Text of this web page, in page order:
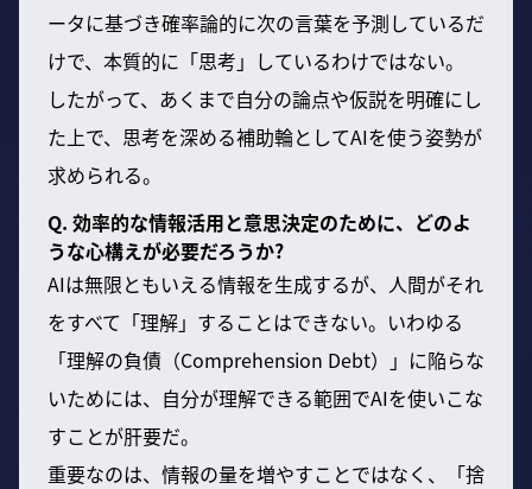
ータに基づき確率論的に次の言葉を予測しているだ
けで、本質的に「思考」しているわけではない。
したがって、あくまで自分の論点や仮説を明確にし
た上で、思考を深める補助輪としてAIを使う姿勢が
求められる。
Q. 効率的な情報活用と意思決定のために、どのよ
うな心構えが必要だろうか?
AIは無限ともいえる情報を生成するが、人間がそれ
をすべて「理解」することはできない。いわゆる
「理解の負債（Comprehension Debt）」に陥らな
いためには、自分が理解できる範囲でAIを使いこな
すことが肝要だ。
重要なのは、情報の量を増やすことではなく、「捨